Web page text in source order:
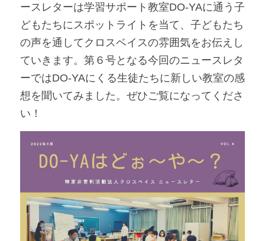
ースレターは学習サポート教室DO-YAに通う子
どもたちにスポットライトを当て、子どもたち
の声を通してクロスベイスの雰囲気をお伝えし
ていきます。第６号となる今回のニュースレタ
ーではDO-YAにくる生徒たちに新しい教室の感
想を聞いてみました。ぜひご覧になってくださ
い！